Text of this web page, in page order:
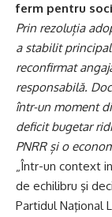
ferm pentru
Prin rezoluția
a stabilit
reconfirmat
responsabilă.
într-un moment
deficit bugetar
PNRR și o
„Într-un context
de echilibru şi
Partidul Naţional